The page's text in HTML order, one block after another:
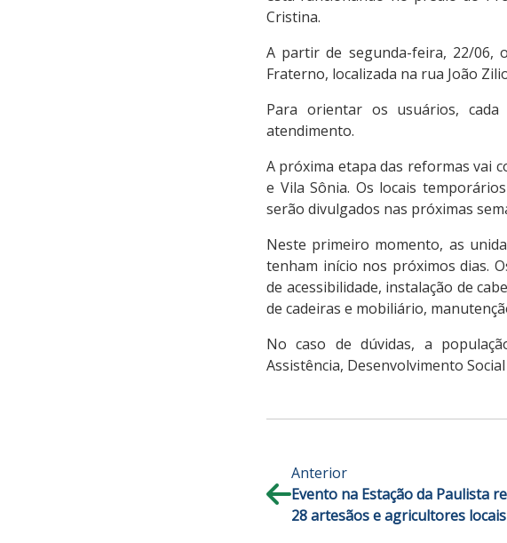
Cristina.
A partir de segunda-feira, 22/06,
Fraterno, localizada na rua João
Para orientar os usuários,
atendimento.
A próxima etapa das reformas vai
e Vila Sônia. Os locais
serão divulgados nas próximas
Neste primeiro momento, as
tenham início nos próximos dias.
de acessibilidade, instalação de
de cadeiras e mobiliário,
No caso de dúvidas, a
Assistência, Desenvolvimento
Anterior
Evento na Estação da Paulista
28 artesãos e agricultores locais